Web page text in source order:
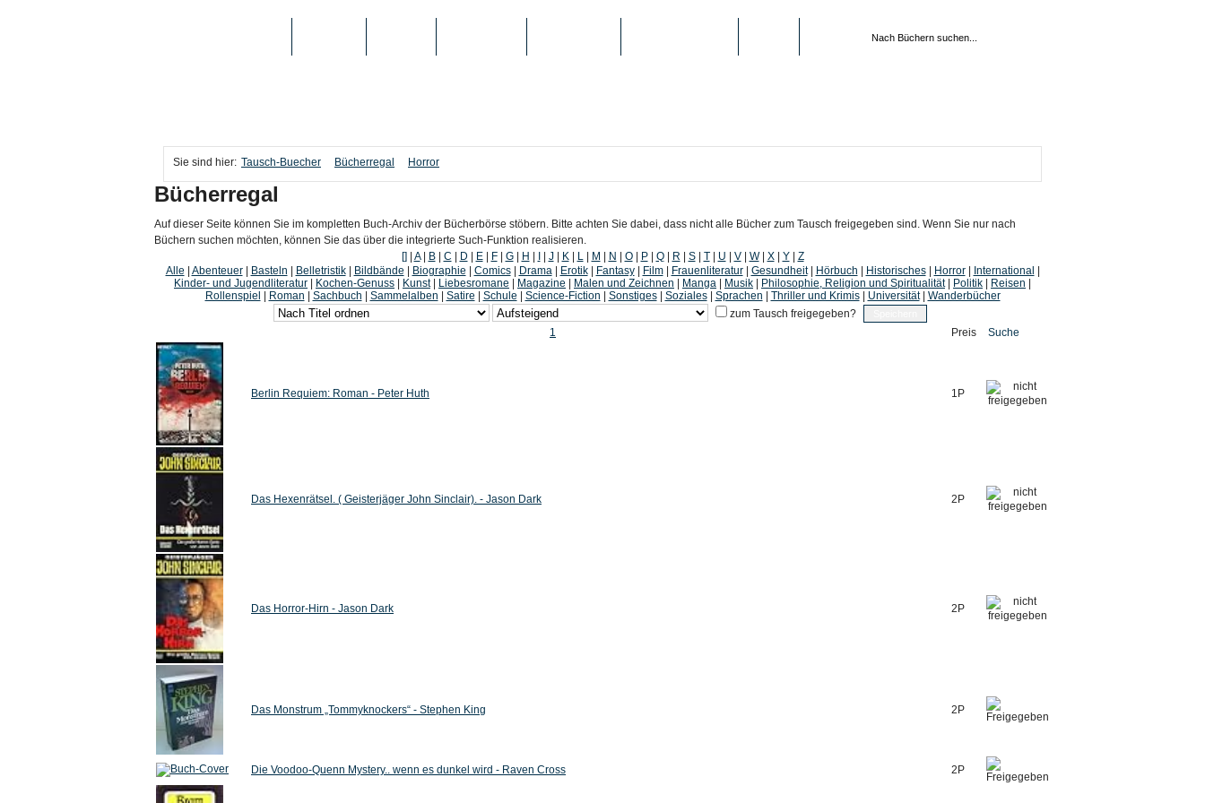
Sie sind hier: Tausch-Buecher Bücherregal Horror
Bücherregal
Auf dieser Seite können Sie im kompletten Buch-Archiv der Bücherbörse stöbern. Bitte achten Sie dabei, dass nicht alle Bücher zum Tausch freigegeben sind. Wenn Sie nur nach
Büchern suchen möchten, können Sie das über die integrierte Such-Funktion realisieren.
[]
A| B| C D E| F| G| H J| K| L| M N O| P| Q| R S| T| U V| W| X| Y| Z
Alle
Abenteuer| Basteln Belletristik| Bildbände Biographie Comics| Drama| Erotik| Fantasy| Film| Frauenliteratur| Gesundheit| Hörbuch Historisches| Horror| International
Kinder- und Jugendliteratur
Kochen-Genuss Kunst| Liebesromane Magazine Malen und Zeichnen Manga Musik Philosophie, Religion und Spiritualität| Politik Reisen
Rollenspiel
Roman Sachbuch Sammelalben Satire Schule Science-Fiction Sonstiges| Soziales| Sprachen Thriller und Krimis| Universität| Wanderbücher
zum Tausch freigegeben?
1
Preis Suche
Berlin Requiem: Roman - Peter Huth 1P
Das Hexenrätsel. ( Geisterjäger John Sinclair). - Jason Dark 2P
Das Horror-Hirn - Jason Dark 2P
Das Monstrum „Tommyknockers“ - Stephen King 2P
Die Voodoo-Quenn Mystery.. wenn es dunkel wird - Raven Cross 2P